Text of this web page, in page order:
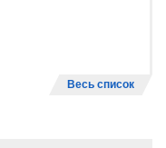
Весь список